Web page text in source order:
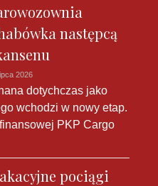
następcą
2026
dotychczas jako
wchodzi w nowy etap.
PKP Cargo
pociągi